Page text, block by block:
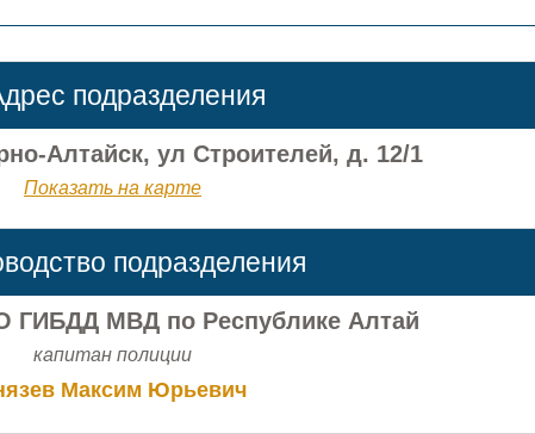
подразделения
Алтайск, ул Строителей, д. 12/1
Показать на карте
подразделения
ГИБДД МВД по Республике Алтай
капитан полиции
Максим Юрьевич